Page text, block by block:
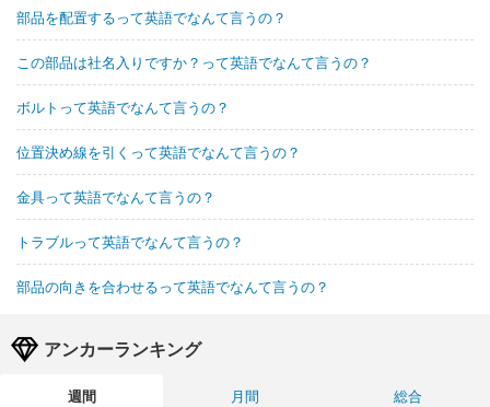
部品を配置するって英語でなんて言うの？
この部品は社名入りですか？って英語でなんて言うの？
ボルトって英語でなんて言うの？
位置決め線を引くって英語でなんて言うの？
金具って英語でなんて言うの？
トラブルって英語でなんて言うの？
部品の向きを合わせるって英語でなんて言うの？
アンカーランキング
週間 月間
総合